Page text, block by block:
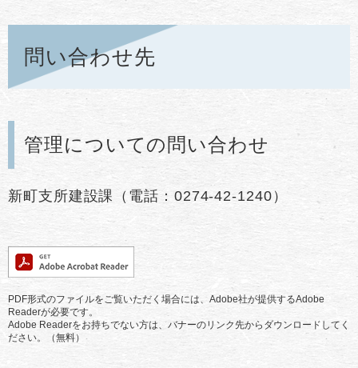
問い合わせ先
管理についての問い合わせ
新町支所建設課（電話：0274-42-1240）
PDF形式のファイルをご覧いただく場合には、Adobe社が提供するAdobe
Readerが必要です。
Adobe Readerをお持ちでない方は、バナーのリンク先からダウンロードしてく
ださい。（無料）